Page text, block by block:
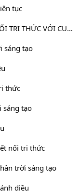
tục
GIẢI SGK TOÁN 11 TẬP 2 KẾT NỐI TRI THỨC VỚI CUỘC SỐNG
sáng tạo
thức
sáng tạo
nối tri thức
trời sáng tạo
diều